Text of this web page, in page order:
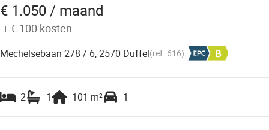
€ 1.050 / maand
+€ 100 kosten
Mechelsebaan 278 / 6, 2570 Duffel(ref. 616)
2 1 101 m² 1